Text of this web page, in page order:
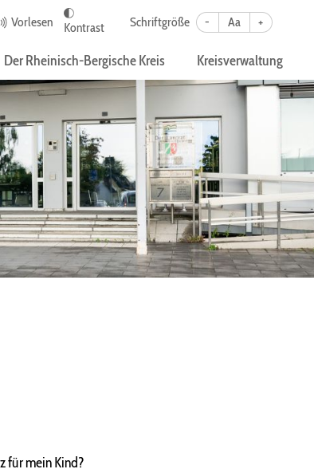
Vorlesen Kontrast Schriftgröße - Aa +
Der Rheinisch-Bergische Kreis Kreisverwaltung
für mein Kind?